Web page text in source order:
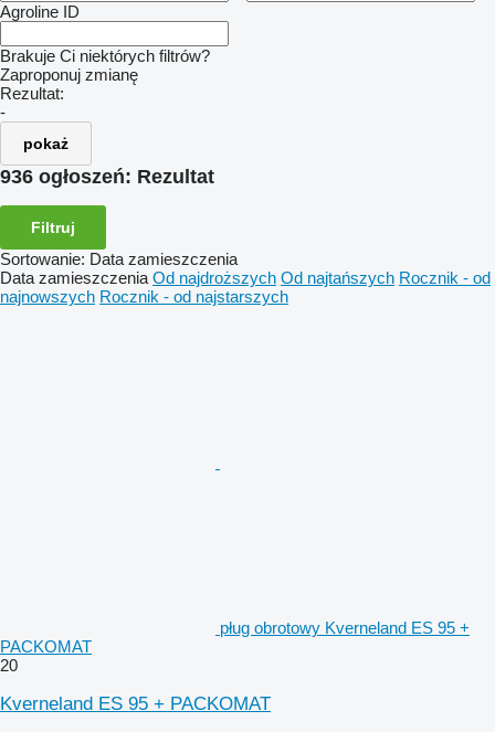
Agroline ID
Brakuje Ci niektórych filtrów?
Zaproponuj zmianę
Rezultat:
-
pokaż
936 ogłoszeń: Rezultat
Filtruj
Sortowanie: Data zamieszczenia
Data zamieszczenia Od najdroższych Od najtańszych Rocznik - od
najnowszych Rocznik - od najstarszych
pług obrotowy Kverneland ES 95 +
PACKOMAT
20
Kverneland ES 95 + PACKOMAT